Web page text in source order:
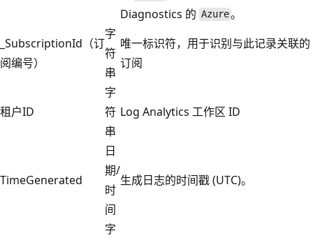
Diagnostics 的 Azure。
_SubscriptionId（订
阅编号）
字
符
串
唯一标识符，用于识别与此记录关联的
订阅
租户ID
字
符
串
Log Analytics 工作区 ID
TimeGenerated
日
期/
时
间
生成日志的时间戳 (UTC)。
字